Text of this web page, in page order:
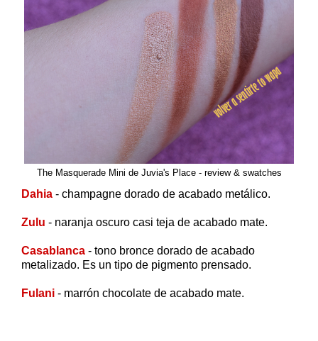
The Masquerade Mini de Juvia's Place - review & swatches
Dahia - champagne dorado de acabado metálico.
Zulu - naranja oscuro casi teja de acabado mate.
Casablanca - tono bronce dorado de acabado
metalizado. Es un tipo de pigmento prensado.
Fulani - marrón chocolate de acabado mate.